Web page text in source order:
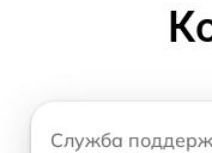
Служба